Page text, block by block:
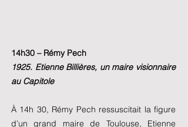
14h30 – Rémy Pech
1925. Etienne Billières, un maire visionnaire
au Capitole
À 14h 30, Rémy Pech ressuscitait la figure
d’un grand maire de Toulouse, Etienne